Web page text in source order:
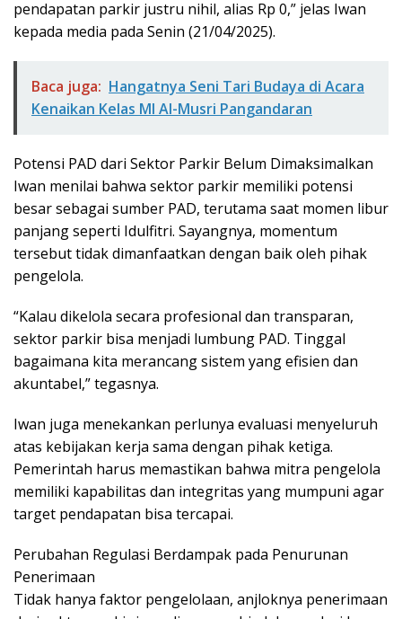
pendapatan parkir justru nihil, alias Rp 0,” jelas Iwan
kepada media pada Senin (21/04/2025).
Baca juga: Hangatnya Seni Tari Budaya di Acara
Kenaikan Kelas MI Al-Musri Pangandaran
Potensi PAD dari Sektor Parkir Belum Dimaksimalkan
Iwan menilai bahwa sektor parkir memiliki potensi
besar sebagai sumber PAD, terutama saat momen libur
panjang seperti Idulfitri. Sayangnya, momentum
tersebut tidak dimanfaatkan dengan baik oleh pihak
pengelola.
“Kalau dikelola secara profesional dan transparan,
sektor parkir bisa menjadi lumbung PAD. Tinggal
bagaimana kita merancang sistem yang efisien dan
akuntabel,” tegasnya.
Iwan juga menekankan perlunya evaluasi menyeluruh
atas kebijakan kerja sama dengan pihak ketiga.
Pemerintah harus memastikan bahwa mitra pengelola
memiliki kapabilitas dan integritas yang mumpuni agar
target pendapatan bisa tercapai.
Perubahan Regulasi Berdampak pada Penurunan
Penerimaan
Tidak hanya faktor pengelolaan, anjloknya penerimaan